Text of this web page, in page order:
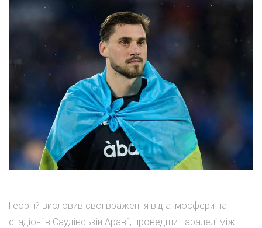
Георгій висловив свої враження від атмосфери на
стадіоні в Саудівській Аравії, проведши паралелі між